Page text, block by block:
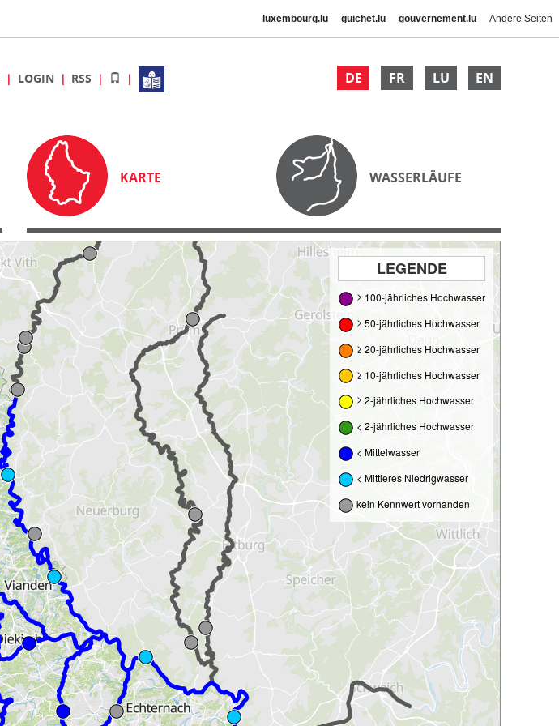
luxembourg.lu guichet.lu gouvernement.lu Andere Seiten
DE FR LU EN
LOGIN RSS
KARTE WASSERLÄUFE
LEGENDE
≥ 100-jährliches Hochwasser
≥ 50-jährliches Hochwasser
≥ 20-jährliches Hochwasser
≥ 10-jährliches Hochwasser
≥ 2-jährliches Hochwasser
< 2-jährliches Hochwasser
< Mittelwasser
< Mittleres Niedrigwasser
kein Kennwert vorhanden